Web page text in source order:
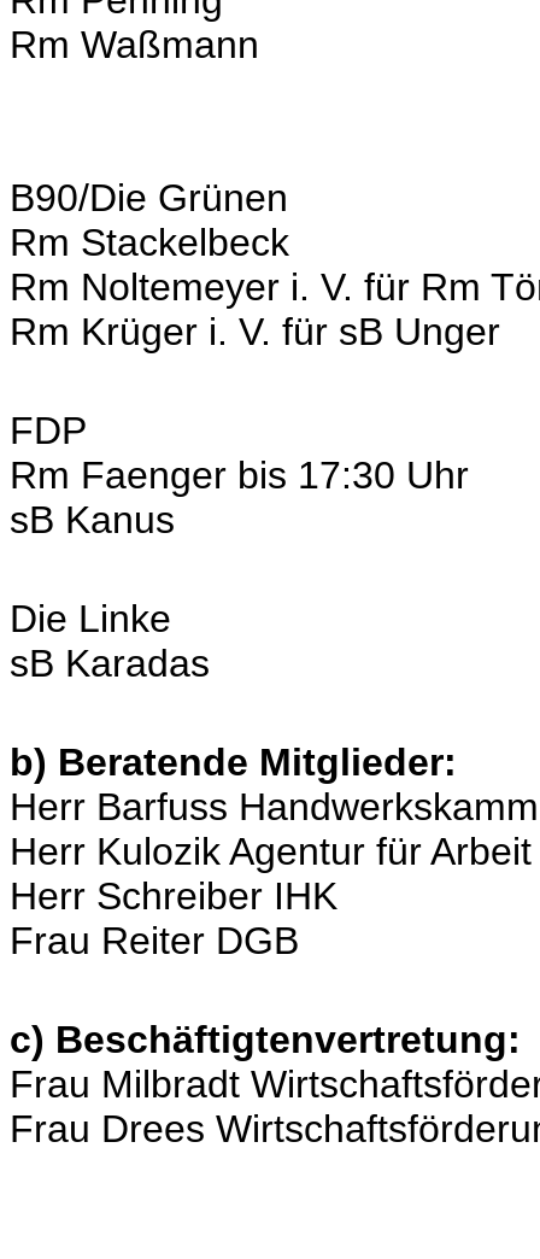
Rm Waßmann
B90/Die Grünen
Rm Stackelbeck
Rm Noltemeyer i. V. für Rm
Rm Krüger i. V. für sB Unger
FDP
Rm Faenger bis 17:30 Uhr
sB Kanus
Die Linke
sB Karadas
b) Beratende Mitglieder:
Herr Barfuss
Herr Kulozik Agentur für Arbeit
Herr Schreiber IHK
Frau Reiter DGB
c) Beschäftigtenvertretung:
Frau Milbradt
Frau Drees